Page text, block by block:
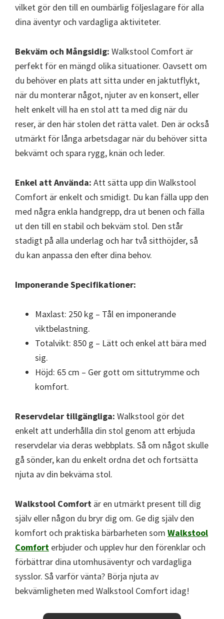
vilket gör den till en oumbärlig följeslagare för alla
dina äventyr och vardagliga aktiviteter.
Bekväm och Mångsidig: Walkstool Comfort är
perfekt för en mängd olika situationer. Oavsett om
du behöver en plats att sitta under en jaktutflykt,
när du monterar något, njuter av en konsert, eller
helt enkelt vill ha en stol att ta med dig när du
reser, är den här stolen det rätta valet. Den är också
utmärkt för långa arbetsdagar när du behöver sitta
bekvämt och spara rygg, knän och leder.
Enkel att Använda: Att sätta upp din Walkstool
Comfort är enkelt och smidigt. Du kan fälla upp den
med några enkla handgrepp, dra ut benen och fälla
ut den till en stabil och bekväm stol. Den står
stadigt på alla underlag och har två sitthöjder, så
du kan anpassa den efter dina behov.
Imponerande Specifikationer:
Maxlast: 250 kg – Tål en imponerande
viktbelastning.
Totalvikt: 850 g – Lätt och enkel att bära med
sig.
Höjd: 65 cm – Ger gott om sittutrymme och
komfort.
Reservdelar tillgängliga: Walkstool gör det
enkelt att underhålla din stol genom att erbjuda
reservdelar via deras webbplats. Så om något skulle
gå sönder, kan du enkelt ordna det och fortsätta
njuta av din bekväma stol.
Walkstool Comfort är en utmärkt present till dig
själv eller någon du bryr dig om. Ge dig själv den
komfort och praktiska bärbarheten som Walkstool
Comfort erbjuder och upplev hur den förenklar och
förbättrar dina utomhusäventyr och vardagliga
sysslor. Så varför vänta? Börja njuta av
bekvämligheten med Walkstool Comfort idag!